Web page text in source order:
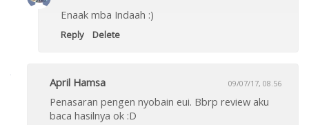
Enaak mba Indaah :)
Reply Delete
April Hamsa 09/07/17, 08.56
Penasaran pengen nyobain eui. Bbrp review aku
baca hasilnya ok :D